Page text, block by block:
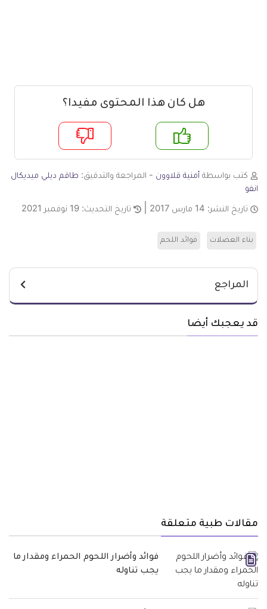
هل كان هذا المحتوى مفيدا؟
لا
كتب بواسطة أمنية قلاوون - المراجعة والتدقيق: طاقم ديلي ميديكال
انفو
تاريخ النشر: 14 مارس 2017 تاريخ التحديث: 19 نوفمبر 2021
بناء العضلات فوائد اللحم
المراجع
قد يعجبك أيضا
مقالات طبية متعلقة
فوائد وأضرار اللحوم الحمراء ومقدار ما
يجب تناوله